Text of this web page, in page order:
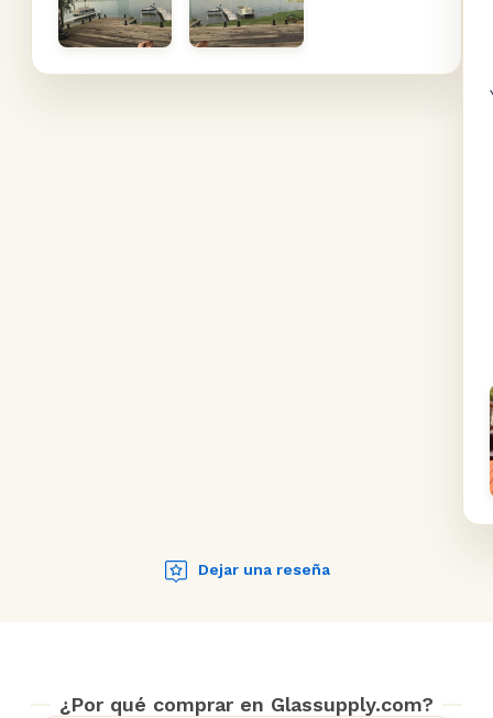
Dejar una reseña
¿Por qué comprar en Glassupply.com?